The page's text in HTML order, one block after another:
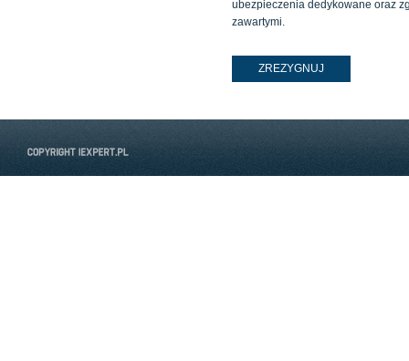
ubezpieczenia dedykowane oraz
zawartymi.
ZREZYGNUJ